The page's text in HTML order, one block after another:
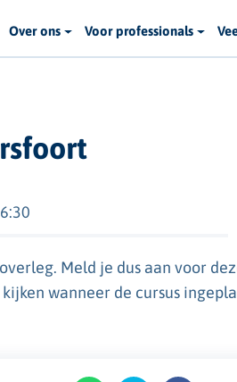
Over ons Voor professionals
Meld je dus aan voor
wanneer de cursus